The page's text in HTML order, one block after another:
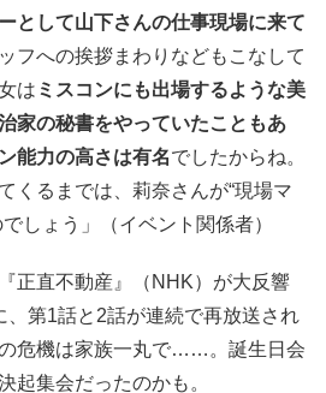
として山下さんの仕事現場に来て
フへの挨拶まわりなどもこなして
は ミスコンにも出場するような美
家の秘書をやっていたこともあ
能力の高さは有名でしたからね。
くるまでは、莉奈さんが“現場マ
しょう」（イベント関係者）
正直不動産』（NHK）が大反響
、第1話と2話が連続で再放送され
危機は家族一丸で……。誕生日会
起集会だったのかも。